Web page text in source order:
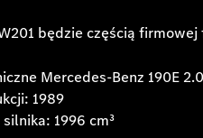
będzie częścią
Mercedes-Benz 190E 2.0
1989
1996 cm³